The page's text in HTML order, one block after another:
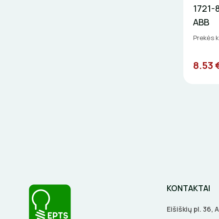
1721-
ABB
Prekės
8.53
KONTAKTAI
Eišiškių pl. 36,